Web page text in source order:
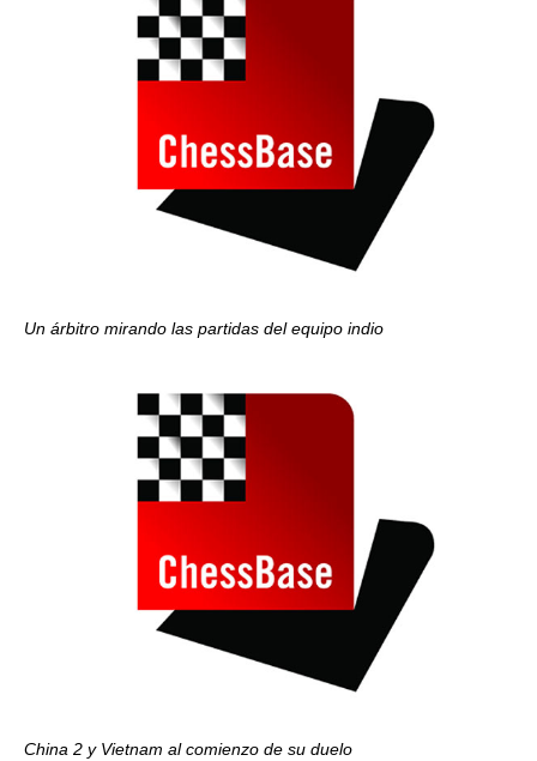
Un árbitro mirando las partidas del equipo indio
China 2 y Vietnam al comienzo de su duelo